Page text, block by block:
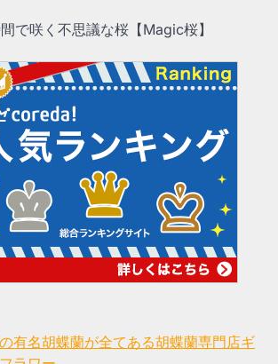
で咲く不思議な桜【Magic桜】
有名胡蝶蘭が全てある胡蝶蘭専門店ギ